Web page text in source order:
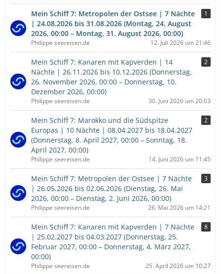
Mein Schiff 7: Metropolen der Ostsee | 7 Nächte
| 24.08.2026 bis 31.08.2026 (Montag, 24. August
2026, 00:00 – Montag, 31. August 2026, 00:00)
1
Philippe seereisen.de 12. Juli 2026 um 21:46
Mein Schiff 7: Kanaren mit Kapverden | 14
Nächte | 26.11.2026 bis 10.12.2026 (Donnerstag,
26. November 2026, 00:00 – Donnerstag, 10.
Dezember 2026, 00:00)
2
Philippe seereisen.de 30. Juni 2026 um 20:03
Mein Schiff 7: Marokko und die Südspitze
Europas | 10 Nächte | 08.04.2027 bis 18.04.2027
(Donnerstag, 8. April 2027, 00:00 – Sonntag, 18.
April 2027, 00:00)
2
Philippe seereisen.de 14. Juni 2026 um 11:45
Mein Schiff 7: Metropolen der Ostsee | 7 Nächte
| 26.05.2026 bis 02.06.2026 (Dienstag, 26. Mai
2026, 00:00 – Dienstag, 2. Juni 2026, 00:00)
3
Philippe seereisen.de 26. Mai 2026 um 14:21
Mein Schiff 7: Kanaren mit Kapverden | 7 Nächte
| 25.02.2027 bis 04.03.2027 (Donnerstag, 25.
Februar 2027, 00:00 – Donnerstag, 4. März 2027,
00:00)
8
Philippe seereisen.de 25. April 2026 um 10:27